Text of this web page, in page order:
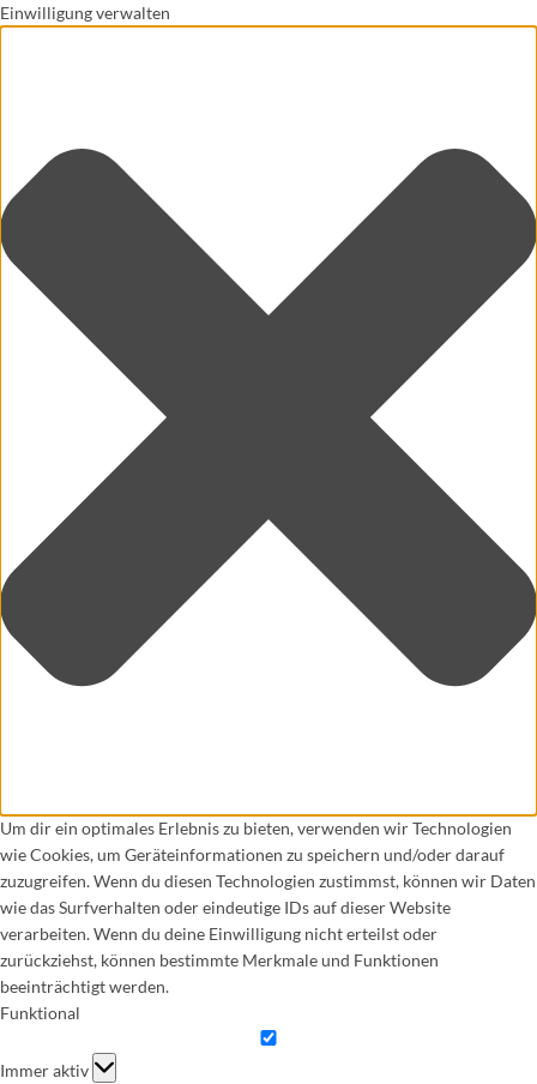
Einwilligung verwalten
Um dir ein optimales Erlebnis zu bieten, verwenden wir Technologien
wie Cookies, um Geräteinformationen zu speichern und/oder darauf
zuzugreifen. Wenn du diesen Technologien zustimmst, können wir Daten
wie das Surfverhalten oder eindeutige IDs auf dieser Website
verarbeiten. Wenn du deine Einwilligung nicht erteilst oder
zurückziehst, können bestimmte Merkmale und Funktionen
beeinträchtigt werden.
Funktional
Funktional
Immer aktiv